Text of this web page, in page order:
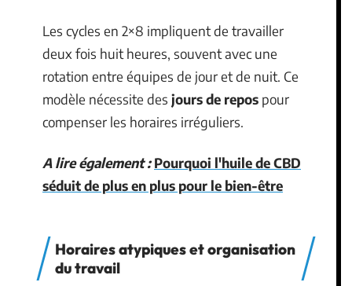
Les cycles en 2×8 impliquent de travailler
deux fois huit heures, souvent avec une
rotation entre équipes de jour et de nuit. Ce
modèle nécessite des jours de repos pour
compenser les horaires irréguliers.
A lire également : Pourquoi l'huile de CBD
séduit de plus en plus pour le bien-être
Horaires atypiques et organisation
du travail